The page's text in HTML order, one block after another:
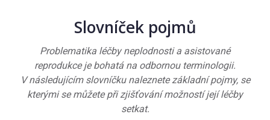
Slovníček pojmů
Problematika léčby neplodnosti a asistované
reprodukce je bohatá na odbornou terminologii.
V následujícím slovníčku naleznete základní pojmy, se
kterými se můžete při zjišťování možností její léčby
setkat.